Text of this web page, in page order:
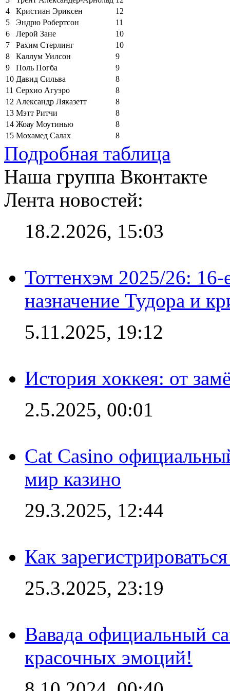
4
Кристиан Эриксен
12
5
Эндрю Робертсон
11
6
Лерой Зане
10
7
Рахим Стерлинг
10
8
Каллум Уилсон
9
9
Поль Погба
9
10 Давид Сильва
8
11 Серхио Агуэро
8
12 Александр Ляказетт
8
13 Мэтт Ритчи
8
14 Жоау Моутинью
8
15 Мохамед Салах 8
Подробная таблица
Наша группа Вконтакте
Лента новостей:
18.2.2026, 15:03
Тоттенхэм 2025/26:
назначение Тудора и
5.11.2025, 19:12
История хоккея: от
2.5.2025, 00:01
Cat Casino
мир казино
29.3.2025, 12:44
Как
25.3.2025, 23:19
Вавада официальный
красочных эмоций!